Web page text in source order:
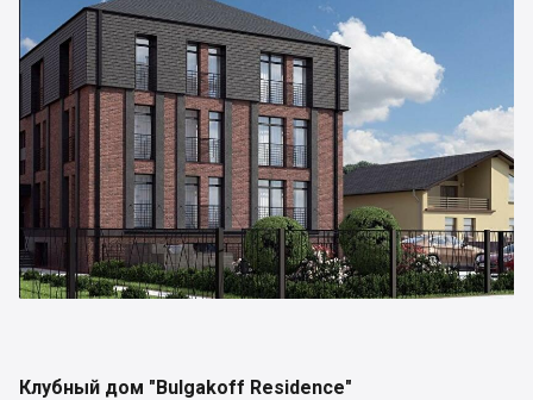
Клубный дом "Bulgakoff Residence"